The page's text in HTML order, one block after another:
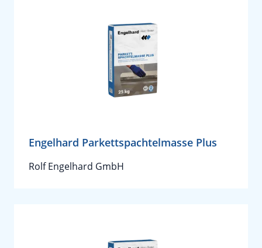
Engelhard Parkettspachtelmasse Plus
Rolf Engelhard GmbH